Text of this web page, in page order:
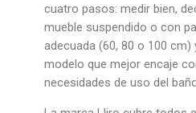
cuatro pasos: medir bien,
mueble suspendido o con
adecuada (60, 80 o 100 cm)
modelo que mejor encaje
necesidades de uso del